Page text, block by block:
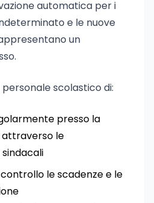
automatica per i
e le nuove
un
scolastico di:
presso la
attraverso le
le scadenze e le